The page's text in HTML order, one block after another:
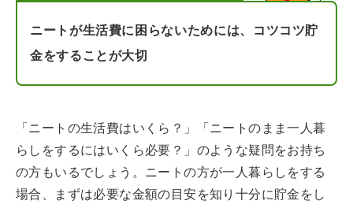
ニートが生活費に困らないためには、コツコツ貯
金をすることが大切
「ニートの生活費はいくら？」「ニートのまま一人暮
らしをするにはいくら必要？」のような疑問をお持ち
の方もいるでしょう。ニートの方が一人暮らしをする
場合、まずは必要な金額の目安を知り十分に貯金をし